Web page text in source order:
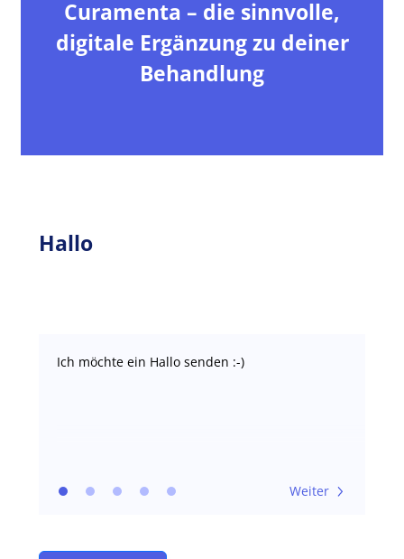
Curamenta – die sinnvolle,
digitale Ergänzung zu deiner
Behandlung
Hallo
Ich möchte ein Hallo senden :-)
Weiter